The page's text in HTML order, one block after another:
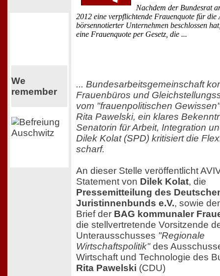
We
remember
Nachdem der Bundesrat
2012 eine verpflichtende Frauenquote für die
börsennotierter Unternehmen beschlossen
eine Frauenquote per Gesetz, die ...
... Bundesarbeitsgemeinschaft
Frauenbüros und
vom "frauenpolitischen
Rita Pawelski, ein klares
Senatorin für Arbeit, Integration
Dilek Kolat (SPD) kritisiert die
scharf.
An dieser Stelle veröffentlicht
Statement von Dilek Kolat, die
Pressemitteilung des
Juristinnenbunds e.V., sowie
Brief der BAG kommunaler
die stellvertretende Vorsitzende
Unterausschusses "Regionale
Wirtschaftspolitik"des
Wirtschaft und Technologie des
Rita Pawelski (CDU)